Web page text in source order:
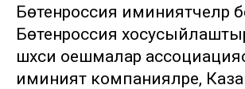
Бөтенроссия иминиятчеләр
Бөтенроссия
шәхси оешмалар
иминият компанияләре, Казан